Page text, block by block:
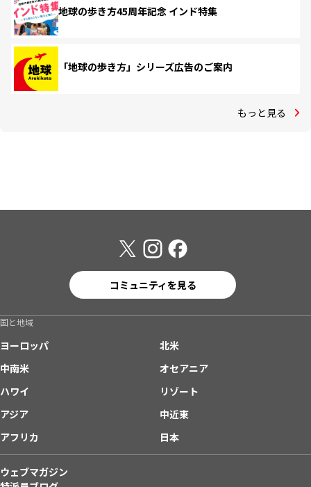
地球の歩き方45周年記念 インド特集
「地球の歩き方」シリーズ広告のご案内
もっと見る
コミュニティを見る
国と地域
ヨーロッパ
北米
中南米
オセアニア
ハワイ
リゾート
アジア
中近東
アフリカ
日本
ウェブマガジン